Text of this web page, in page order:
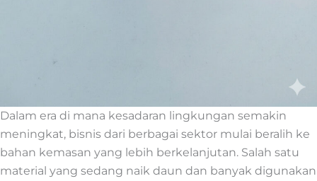
Dalam era di mana kesadaran lingkungan semakin
meningkat, bisnis dari berbagai sektor mulai beralih ke
bahan kemasan yang lebih berkelanjutan. Salah satu
material yang sedang naik daun dan banyak digunakan